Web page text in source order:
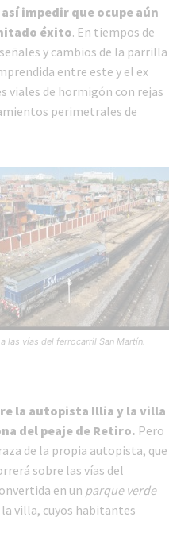
impedir que ocupe aún
éxito. En tiempos de
y cambios de la parrilla
entre este y el ex
viales de hormigón con rejas
perimetrales de
las vías del ferrocarril San Martín.
la autopista Illia y la villa
del peaje de Retiro. Pero
de la propia autopista, que
sobre las vías del
en un parque verde
villa, cuyos habitantes